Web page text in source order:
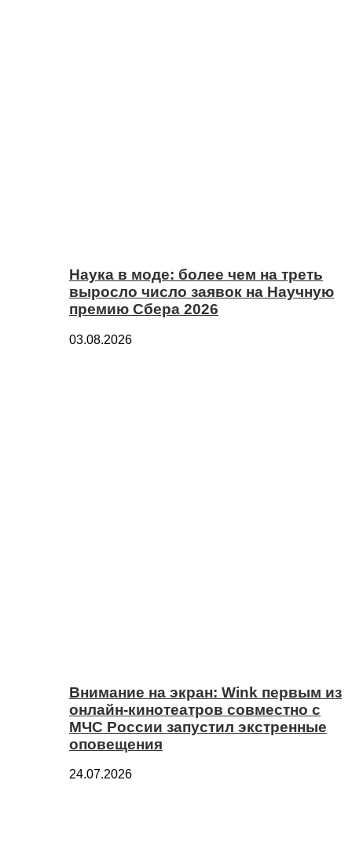
Наука в моде: более чем на треть
выросло число заявок на Научную
премию Сбера 2026
03.08.2026
Внимание на экран: Wink первым из
онлайн-кинотеатров совместно с
МЧС России запустил экстренные
оповещения
24.07.2026